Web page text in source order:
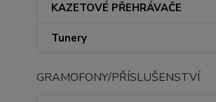
KAZETOVÉ PŘEHRÁVAČE
Tunery
GRAMOFONY/PŘÍSLUŠENSTVÍ